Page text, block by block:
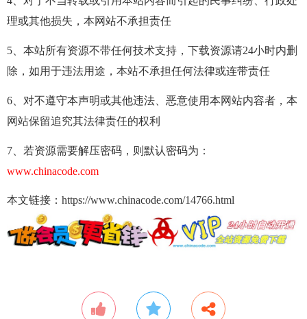
理或其他损失，本网站不承担责任
5、本站所有资源不带任何技术支持，下载资源请24小时内删
除，如用于违法用途，本站不承担任何法律或连带责任
6、对不遵守本声明或其他违法、恶意使用本网站内容者，本
网站保留追究其法律责任的权利
7、若资源需要解压密码，则默认密码为：
www.chinacode.com
本文链接：https://www.chinacode.com/14766.html